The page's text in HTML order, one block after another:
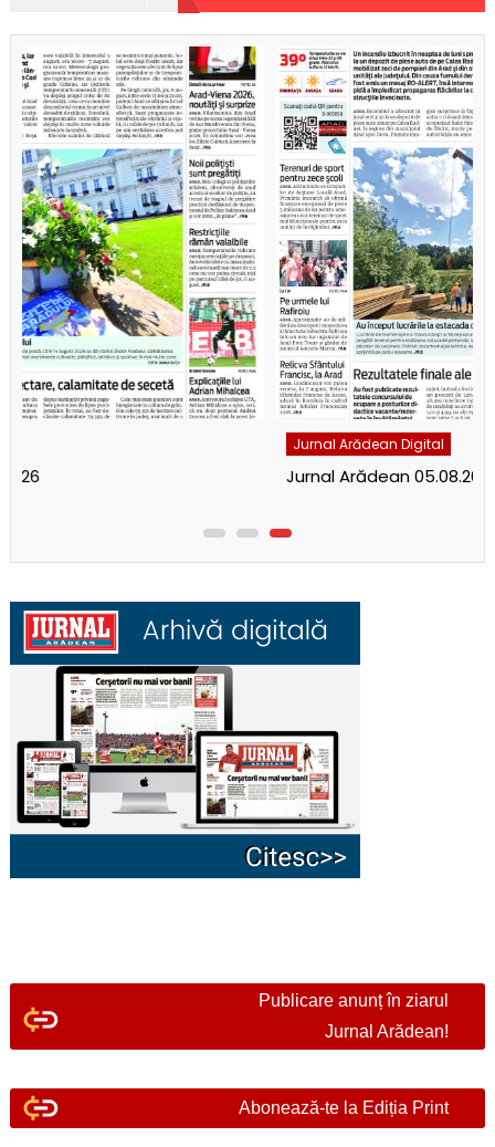
Jurnal Arădean 05.08.2026
Publicare anunț în ziarul
Jurnal Arădean!
Abonează-te la Ediția Print